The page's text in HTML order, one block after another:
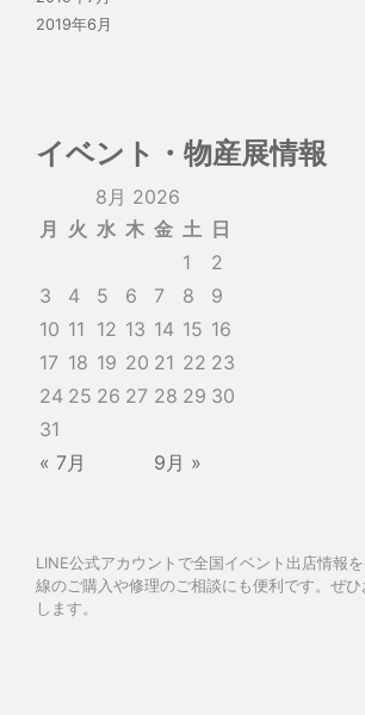
2019年6月
イベント・物産展情報
8月 2026
月
火 水 木 金 土 日
1
2
3
4 5 6 7 8
9
10 11 12 13 14 15 16
17 18 19 20 21 22 23
24 25 26 27 28 29 30
31
« 7月
9月 »
LINE公式アカウントで全国イベント出店情報
線のご購入や修理のご相談にも便利です。ぜ
します。